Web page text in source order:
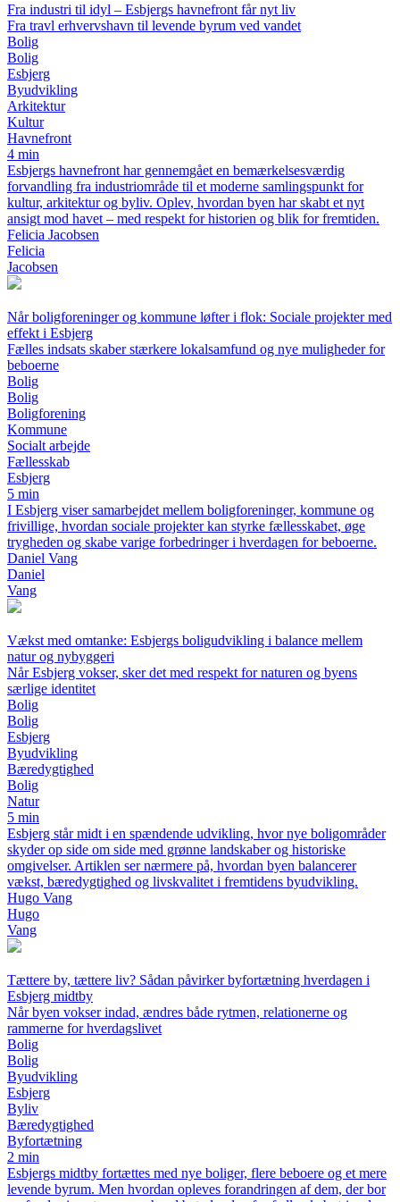
Fra industri til idyl – Esbjergs havnefront får nyt liv
Fra travl erhvervshavn til levende byrum ved vandet
Bolig
Bolig
Esbjerg
Byudvikling
Arkitektur
Kultur
Havnefront
4 min
Esbjergs havnefront har gennemgået en bemærkelsesværdig
forvandling fra industriområde til et moderne samlingspunkt for
kultur, arkitektur og byliv. Oplev, hvordan byen har skabt et nyt
ansigt mod havet – med respekt for historien og blik for fremtiden.
Felicia Jacobsen
Felicia
Jacobsen
Når boligforeninger og kommune løfter i flok: Sociale projekter med
effekt i Esbjerg
Fælles indsats skaber stærkere lokalsamfund og nye muligheder for
beboerne
Bolig
Bolig
Boligforening
Kommune
Socialt arbejde
Fællesskab
Esbjerg
5 min
I Esbjerg viser samarbejdet mellem boligforeninger, kommune og
frivillige, hvordan sociale projekter kan styrke fællesskabet, øge
trygheden og skabe varige forbedringer i hverdagen for beboerne.
Daniel Vang
Daniel
Vang
Vækst med omtanke: Esbjergs boligudvikling i balance mellem
natur og nybyggeri
Når Esbjerg vokser, sker det med respekt for naturen og byens
særlige identitet
Bolig
Bolig
Esbjerg
Byudvikling
Bæredygtighed
Bolig
Natur
5 min
Esbjerg står midt i en spændende udvikling, hvor nye boligområder
skyder op side om side med grønne landskaber og historiske
omgivelser. Artiklen ser nærmere på, hvordan byen balancerer
vækst, bæredygtighed og livskvalitet i fremtidens byudvikling.
Hugo Vang
Hugo
Vang
Tættere by, tættere liv? Sådan påvirker byfortætning hverdagen i
Esbjerg midtby
Når byen vokser indad, ændres både rytmen, relationerne og
rammerne for hverdagslivet
Bolig
Bolig
Byudvikling
Esbjerg
Byliv
Bæredygtighed
Byfortætning
2 min
Esbjergs midtby fortættes med nye boliger, flere beboere og et mere
levende byrum. Men hvordan opleves forandringen af dem, der bor